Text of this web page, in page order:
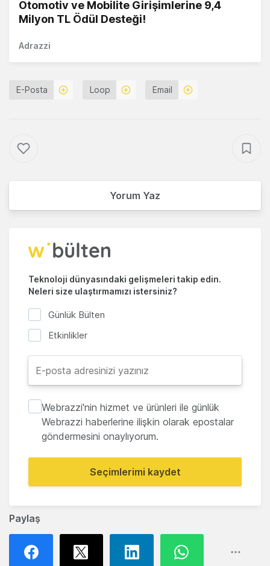
Paylaş
Otomotiv ve Mobilite Girişimlerine 9,4
Milyon TL Ödül Desteği!
Adrazzi
E-Posta Loop Email
Yorum Yaz
Teknoloji dünyasındaki gelişmeleri takip edin.
Neleri size ulaştırmamızı istersiniz?
Günlük Bülten
Etkinlikler
Webrazzi'nin hizmet ve ürünleri ile günlük
Webrazzi haberlerine ilişkin olarak epostalar
göndermesini onaylıyorum.
Seçimlerimi kaydet